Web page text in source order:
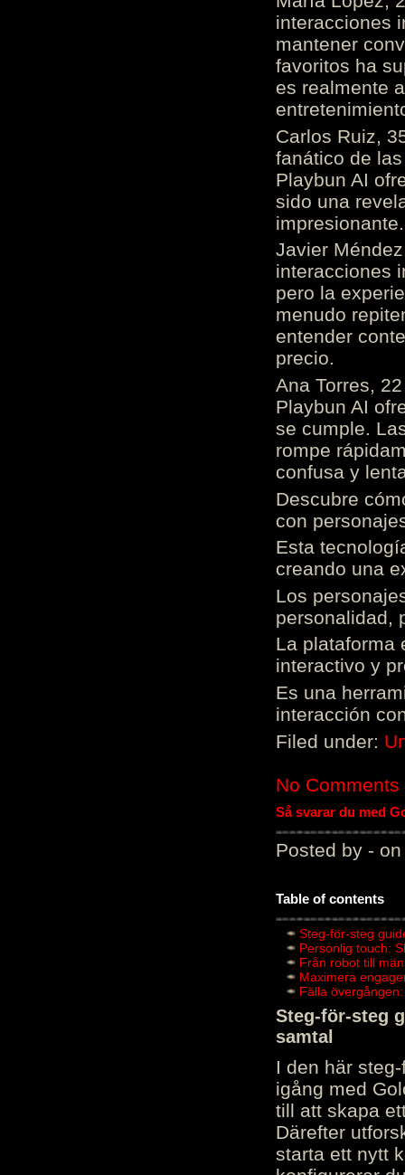
interacciones
mantener
favoritos ha
es realmente
Carlos Ruiz,
fanático de
Playbun AI
sido una
Javier
interacciones
pero la
menudo
entender
precio.
Ana Torres,
Playbun AI
se cumple.
rompe
confusa y
Descubre
con
Esta
creando una
Los
personalidad,
La plataforma
interactivo y
Es una
interacción
Filed under:
No Comments
Så svarar du med
Posted by - on
Table of contents
Steg-för-steg
Personlig touch:
Från robot till
Maximera
Fälla
Steg-för-steg
samtal
I den här
igång med
till att skapa
Därefter
starta ett nytt